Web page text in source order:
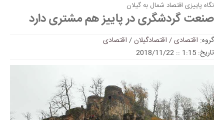
نگاه پاییزی اقتصاد شمال به گیلان
صنعت گردشگری در پاییز هم مشتری دارد
گروه: اقتصادی / اقتصادگیلان/ اقتصادی
تاریخ: 1:15 :: 2018/11/22